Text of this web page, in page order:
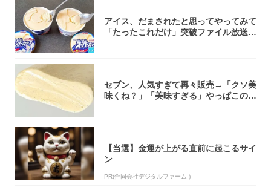
アイス、だまされたと思ってやってみて
「たったこれだけ」突破ファイル放送で
セブン、人気すぎて再々販売→「クソ美
味くね？」「美味すぎる」やっぱこのク
【当選】金運が上がる直前に起こるサイ
ン
PR(合同会社デジタルファーム )